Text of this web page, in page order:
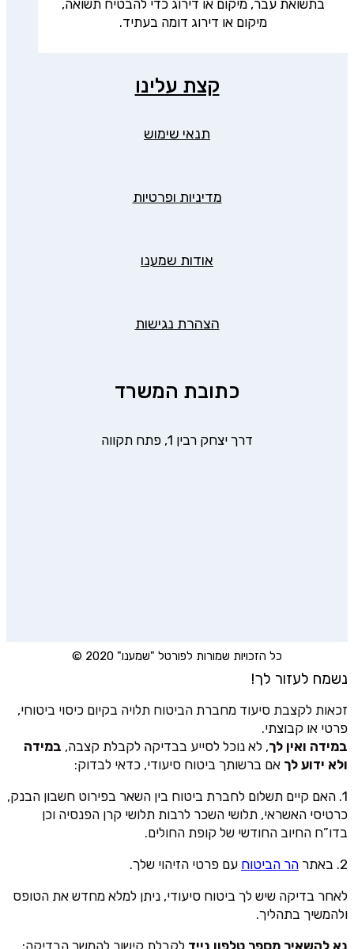
בתשואת עבר, מיקום או דירוג כדי להבטיח תשואה,
מיקום או דירוג דומה בעתיד.
קצת עלינו
תנאי שימוש
מדיניות ופרטיות
אודות שמענו
הצהרת נגישות
כתובת המשרד
דרך יצחק רבין 1, פתח תקווה
כל הזכויות שמורות לפורטל "שמענו" 2020 ©
נשמח לעזור לך!
זכאות לקצבת סיעוד מחברת הביטוח תלויה בקיום כיסוי ביטוחי,
פרטי או קבוצתי.
במידה ואין לך, לא נוכל לסייע בבדיקה לקבלת קצבה, במידה
ולא ידוע לך אם ברשותך ביטוח סיעודי, כדאי לבדוק:
1. האם קיים תשלום לחברת ביטוח בין השאר בפירוט חשבון הבנק,
כרטיסי האשראי, תלושי השכר לרבות תלושי קרן הפנסיה וכן
בדו”ח החיוב החודשי של קופת החולים.
2. באתר
הר הביטוח עם פרטי הזיהוי שלך.
לאחר בדיקה שיש לך ביטוח סיעודי, ניתן למלא מחדש את הטופס
ולהמשיך בתהליך.
נא להשאיר מספר טלפון נייד לקבלת קישור להמשך הבדיקה: